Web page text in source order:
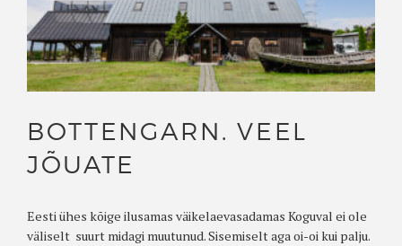
BOTTENGARN. VEEL
JÕUATE
Eesti ühes kõige ilusamas väikelaevasadamas Koguval ei ole
väliselt suurt midagi muutunud. Sisemiselt aga oi-oi kui palju.